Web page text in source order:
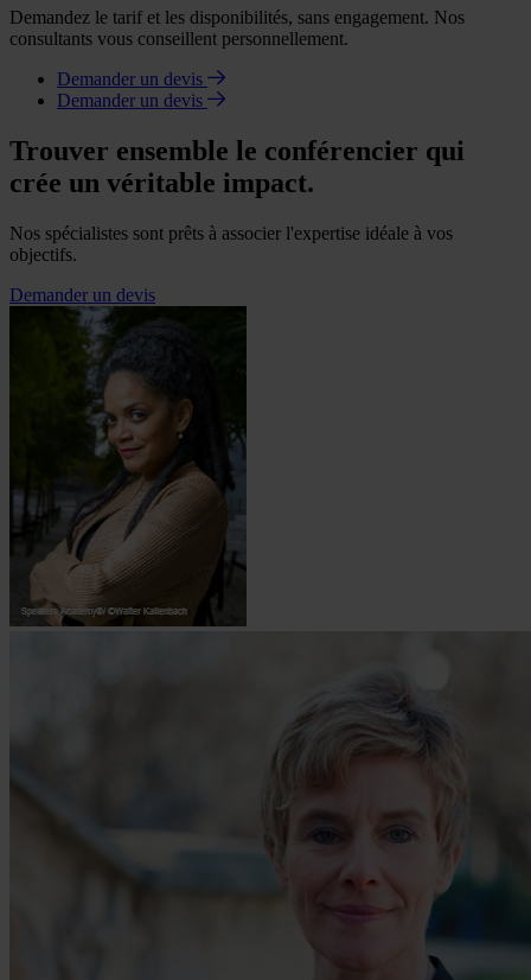
Demandez le tarif et les disponibilités, sans engagement. Nos
consultants vous conseillent personnellement.
Demander un devis
Demander un devis
Trouver ensemble le conférencier qui
crée un véritable impact.
Nos spécialistes sont prêts à associer l'expertise idéale à vos
objectifs.
Demander un devis